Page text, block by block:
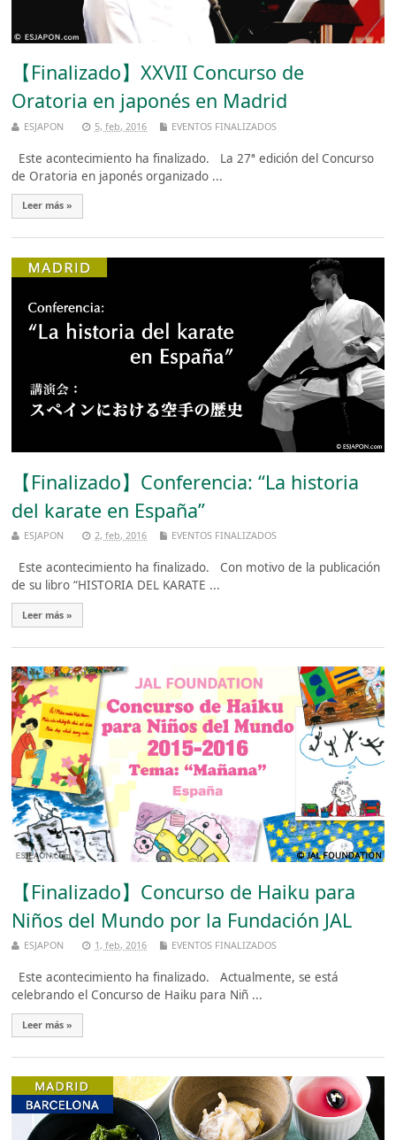
【Finalizado】XXVII Concurso de
Oratoria en japonés en Madrid
ESJAPON 5, feb, 2016 EVENTOS FINALIZADOS
Este acontecimiento ha finalizado. La 27ª edición del Concurso
de Oratoria en japonés organizado ...
Leer más »
【Finalizado】Conferencia: “La historia
del karate en España”
ESJAPON 2, feb, 2016 EVENTOS FINALIZADOS
Este acontecimiento ha finalizado. Con motivo de la publicación
de su libro “HISTORIA DEL KARATE ...
Leer más »
【Finalizado】Concurso de Haiku para
Niños del Mundo por la Fundación JAL
ESJAPON 1, feb, 2016 EVENTOS FINALIZADOS
Este acontecimiento ha finalizado. Actualmente, se está
celebrando el Concurso de Haiku para Niñ ...
Leer más »